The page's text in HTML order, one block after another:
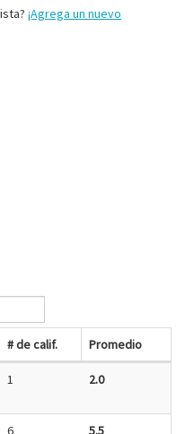
¡Agrega un nuevo
# de calif. Promedio
1 2.0
6 5.5